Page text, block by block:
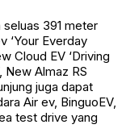
seluas 391 meter
‘Your Everday
Cloud EV ‘Driving
New Almaz RS
juga dapat
Air ev, BinguoEV,
test drive yang